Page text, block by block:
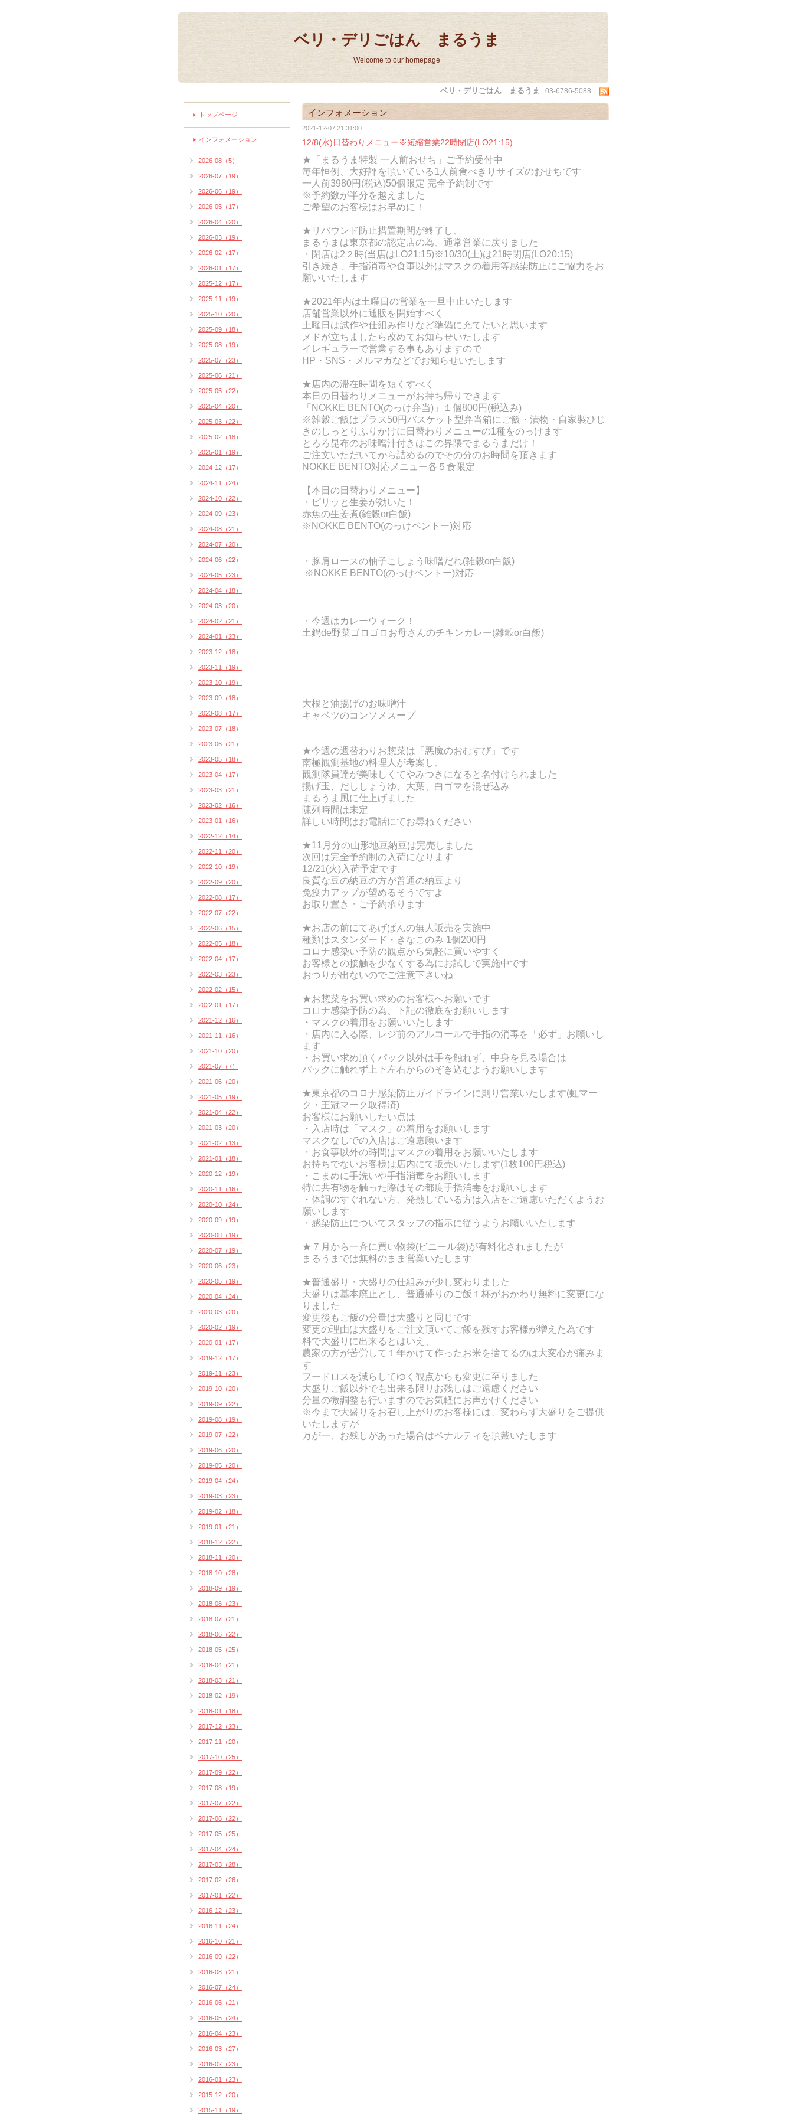
ベリ・デリごはん まるうま
Welcome to our homepage
ベリ・デリごはん まるうま 03-6786-5088
インフォメーション
2021-12-07 21:31:00
12/8(水)日替わりメニュー※短縮営業22時閉店(LO21:15)
★「まるうま特製 一人前おせち」ご予約受付中
毎年恒例、大好評を頂いている1人前食べきりサイズのおせちです
一人前3980円(税込)50個限定 完全予約制です
※予約数が半分を越えました
ご希望のお客様はお早めに！
★リバウンド防止措置期間が終了し、
まるうまは東京都の認定店の為、通常営業に戻りました
・閉店は2２時(当店はLO21:15)※10/30(土)は21時閉店(LO20:15)
引き続き、手指消毒や食事以外はマスクの着用等感染防止にご協力をお
願いいたします
★2021年内は土曜日の営業を一旦中止いたします
店舗営業以外に通販を開始すべく
土曜日は試作や仕組み作りなど準備に充てたいと思います
メドが立ちましたら改めてお知らせいたします
イレギュラーで営業する事もありますので
HP・SNS・メルマガなどでお知らせいたします
★店内の滞在時間を短くすべく
本日の日替わりメニューがお持ち帰りできます
「NOKKE BENTO(のっけ弁当)」１個800円(税込み)
※雑穀ご飯はプラス50円バスケット型弁当箱にご飯・漬物・自家製ひじ
きのしっとりふりかけに 日替わりメニューの1種をのっけます
とろろ昆布のお味噌汁付きはこの界隈でまるうまだけ！
ご注文いただいてから詰めるのでその分のお時間を頂きます
NOKKE BENTO対応メニュー各５食限定
【本日の日替わりメニュー】
・ピリッと生姜が効いた！
赤魚の生姜煮(雑穀or白飯)
※NOKKE BENTO(のっけベントー)対応
・豚肩ロースの柚子こしょう味噌だれ(雑穀or白飯)
※NOKKE BENTO(のっけベントー)対応
・今週はカレーウィーク！
土鍋de野菜ゴロゴロ お母さんのチキンカレー(雑穀or白飯)
大根と油揚げのお味噌汁
キャベツのコンソメスープ
★今週の週替わりお惣菜は「悪魔のおむすび」です
南極観測基地の料理人が考案し、
観測隊員達が美味しくてやみつきになると名付けられました
揚げ玉、だししょうゆ、大葉、白ゴマを混ぜ込み
まるうま風に仕上げました
陳列時間は未定
詳しい時間はお電話にてお尋ねください
★11月分の山形地豆納豆は完売しました
次回は完全予約制の入荷になります
12/21(火)入荷予定です
良質な豆の納豆の方が普通の納豆より
免疫力アップが望めるそうですよ
お取り置き・ご予約承ります
★お店の前にてあげぱんの無人販売を実施中
種類はスタンダード・きなこのみ 1個200円
コロナ感染い予防の観点から気軽に買いやすく
お客様との接触を少なくする為にお試しで実施中です
おつりが出ないのでご注意下さいね
★お惣菜をお買い求めのお客様へお願いです
コロナ感染予防の為、下記の徹底をお願いします
・マスクの着用をお願いいたします
・店内に入る際、レジ前のアルコールで手指の消毒を「必ず」お願いし
ます
・お買い求め頂くパック以外は手を触れず、 中身を見る場合は
パックに触れず上下左右からのぞき込むようお願いします
★東京都のコロナ感染防止ガイドラインに則り営業いたします(虹マー
ク・王冠マーク取得済)
お客様にお願いしたい点は
・入店時は「マスク」の着用をお願いします
マスクなしでの入店はご遠慮願います
・お食事以外の時間はマスクの着用をお願いいたします
お持ちでないお客様は店内にて販売いたします(1枚100円税込)
・こまめに手洗いや手指消毒をお願いします
特に共有物を触った際はその都度手指消毒をお願いします
・体調のすぐれない方、発熱している方は入店をご遠慮いただくようお
願いします
・感染防止についてスタッフの指示に従うようお願いいたします
★７月から一斉に買い物袋(ビニール袋)が有料化されましたが
まるうまでは無料のまま営業いたします
★普通盛り・大盛りの仕組みが少し変わりました
大盛りは基本廃止とし、普通盛りのご飯１杯がおかわり無料に変更にな
りました
変更後もご飯の分量は大盛りと同じです
変更の理由は大盛りをご注文頂いてご飯を残すお客様が増えた為です
料で大盛りに出来るとはいえ、
農家の方が苦労して１年かけて作ったお米を捨てるのは大変心が痛みま
す
フードロスを減らしてゆく観点からも変更に至りました
大盛りご飯以外でも出来る限りお残しはご遠慮ください
分量の微調整も行いますのでお気軽にお声かけください
※今まで大盛りをお召し上がりのお客様には、変わらず大盛りをご提供
いたしますが
万が一、お残しがあった場合はペナルティを頂戴いたします
トップページ
インフォメーション
2026-08（5）
2026-07（19）
2026-06（19）
2026-05（17）
2026-04（20）
2026-03（19）
2026-02（17）
2026-01（17）
2025-12（17）
2025-11（19）
2025-10（20）
2025-09（18）
2025-08（19）
2025-07（23）
2025-06（21）
2025-05（22）
2025-04（20）
2025-03（22）
2025-02（18）
2025-01（19）
2024-12（17）
2024-11（24）
2024-10（22）
2024-09（23）
2024-08（21）
2024-07（20）
2024-06（22）
2024-05（23）
2024-04（18）
2024-03（20）
2024-02（21）
2024-01（23）
2023-12（18）
2023-11（19）
2023-10（19）
2023-09（18）
2023-08（17）
2023-07（18）
2023-06（21）
2023-05（18）
2023-04（17）
2023-03（21）
2023-02（16）
2023-01（16）
2022-12（14）
2022-11（20）
2022-10（19）
2022-09（20）
2022-08（17）
2022-07（22）
2022-06（15）
2022-05（18）
2022-04（17）
2022-03（23）
2022-02（15）
2022-01（17）
2021-12（16）
2021-11（16）
2021-10（20）
2021-07（7）
2021-06（20）
2021-05（19）
2021-04（22）
2021-03（20）
2021-02（13）
2021-01（18）
2020-12（19）
2020-11（16）
2020-10（24）
2020-09（19）
2020-08（19）
2020-07（19）
2020-06（23）
2020-05（19）
2020-04（24）
2020-03（20）
2020-02（19）
2020-01（17）
2019-12（17）
2019-11（23）
2019-10（20）
2019-09（22）
2019-08（19）
2019-07（22）
2019-06（20）
2019-05（20）
2019-04（24）
2019-03（23）
2019-02（18）
2019-01（21）
2018-12（22）
2018-11（20）
2018-10（28）
2018-09（19）
2018-08（23）
2018-07（21）
2018-06（22）
2018-05（25）
2018-04（21）
2018-03（21）
2018-02（19）
2018-01（18）
2017-12（23）
2017-11（20）
2017-10（25）
2017-09（22）
2017-08（19）
2017-07（22）
2017-06（22）
2017-05（25）
2017-04（24）
2017-03（28）
2017-02（26）
2017-01（22）
2016-12（23）
2016-11（24）
2016-10（21）
2016-09（22）
2016-08（21）
2016-07（24）
2016-06（21）
2016-05（24）
2016-04（23）
2016-03（27）
2016-02（23）
2016-01（23）
2015-12（20）
2015-11（19）